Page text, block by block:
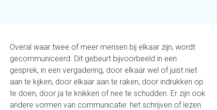
Overal waar twee of meer mensen bij elkaar zijn, wordt
gecommuniceerd. Dit gebeurt bijvoorbeeld in een
gesprek, in een vergadering, door elkaar wel of juist niet
aan te kijken, door elkaar aan te raken, door indrukken op
te doen, door ja te knikken of nee te schudden. Er zijn ook
andere vormen van communicatie: het schrijven of lezen